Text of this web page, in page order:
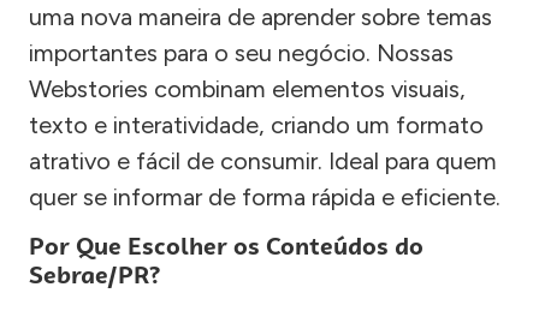
uma nova maneira de aprender sobre temas
importantes para o seu negócio. Nossas
Webstories combinam elementos visuais,
texto e interatividade, criando um formato
atrativo e fácil de consumir. Ideal para quem
quer se informar de forma rápida e eficiente.
Por Que Escolher os Conteúdos do
Sebrae/PR?